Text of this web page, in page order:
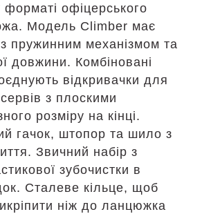
офіцерського
Модель Climber має
з пружинним механізмом та
довжини. Комбіновані
відкривачки для
з плоскими
розміру на кінці.
гачок, штопор та шило з
Звичний набір з
зубочистки в
Сталеве кільце, щоб
ніж до ланцюжка